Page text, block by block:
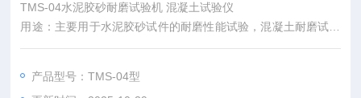
TMS-04水泥胶砂耐磨试验机 混凝土试验仪
用途：主要用于水泥胶砂试件的耐磨性能试验，混凝土耐磨试验
机既可用于胶砂试验又可用于混凝土试验。产品符合JC/T 421标
产品型号：TMS-04型